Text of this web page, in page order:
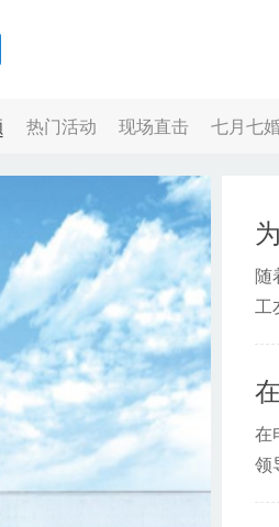
热门活动 现场直击 七月七
随
工
在
领